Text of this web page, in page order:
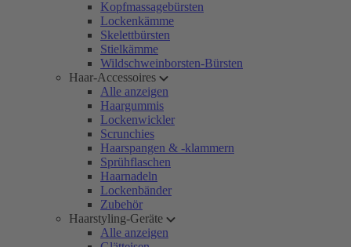
Kopfmassagebürsten
Lockenkämme
Skelettbürsten
Stielkämme
Wildschweinborsten-Bürsten
Haar-Accessoires
Alle anzeigen
Haargummis
Lockenwickler
Scrunchies
Haarspangen & -klammern
Sprühflaschen
Haarnadeln
Lockenbänder
Zubehör
Haarstyling-Geräte
Alle anzeigen